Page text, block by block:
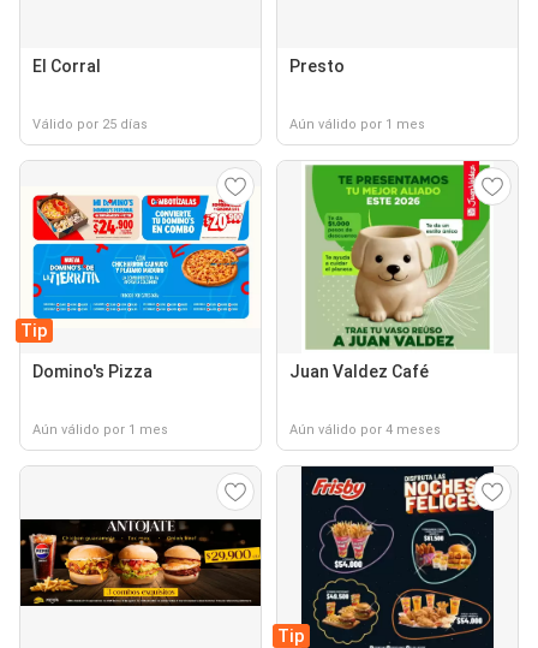
El Corral
Válido por 25 días
Presto
Aún válido por 1 mes
Tip
Domino's Pizza
Aún válido por 1 mes
Juan Valdez Café
Aún válido por 4 meses
Tip